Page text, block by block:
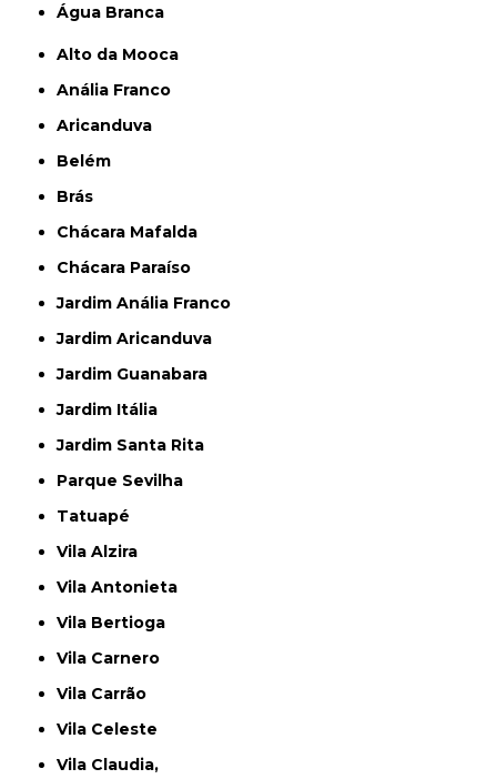
Água Branca
Alto da Mooca
Anália Franco
Aricanduva
Belém
Brás
Chácara Mafalda
Chácara Paraíso
Jardim Anália Franco
Jardim Aricanduva
Jardim Guanabara
Jardim Itália
Jardim Santa Rita
Parque Sevilha
Tatuapé
Vila Alzira
Vila Antonieta
Vila Bertioga
Vila Carnero
Vila Carrão
Vila Celeste
Vila Claudia,